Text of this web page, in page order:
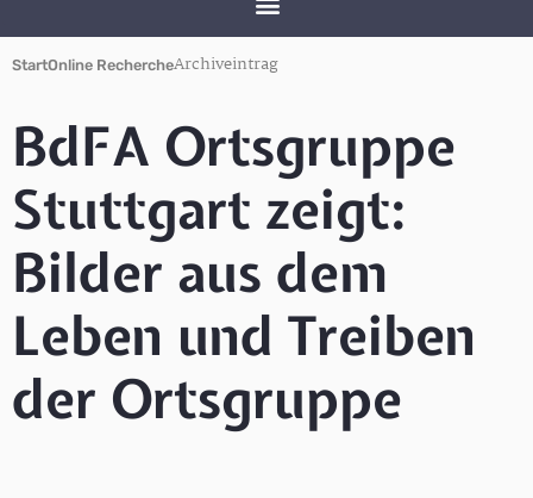
StartOnline RechercheArchiveintrag
BdFA Ortsgruppe
Stuttgart zeigt:
Bilder aus dem
Leben und Treiben
der Ortsgruppe